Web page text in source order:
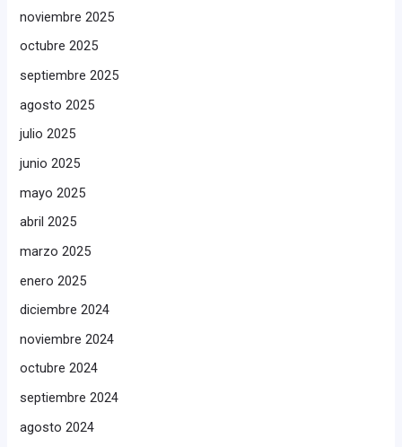
noviembre 2025
octubre 2025
septiembre 2025
agosto 2025
julio 2025
junio 2025
mayo 2025
abril 2025
marzo 2025
enero 2025
diciembre 2024
noviembre 2024
octubre 2024
septiembre 2024
agosto 2024